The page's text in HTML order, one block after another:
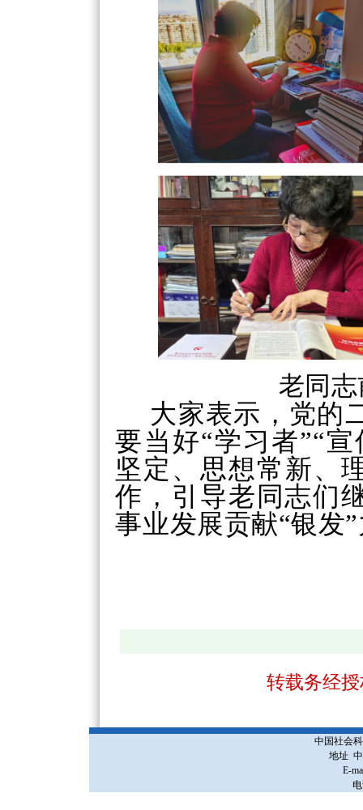
老同
大家表示，党的
要当好“学习者”“
坚定、思想常新、
作，引导老同志们
事业发展贡献“银发
转载务经
中国社会
地址
E-